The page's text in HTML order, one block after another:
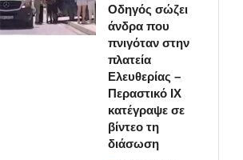
Οδηγός σώζει
άνδρα που
πνιγόταν στην
πλατεία
Ελευθερίας –
Περαστικό ΙΧ
κατέγραψε σε
βίντεο τη
διάσωση